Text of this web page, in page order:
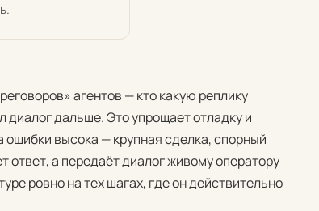
агентов — кто какую реплику
диалог дальше. Это упрощает отладку и
высока — крупная сделка, спорный
ответ, а передаёт диалог живому оператору
ровно на тех шагах, где он действительно